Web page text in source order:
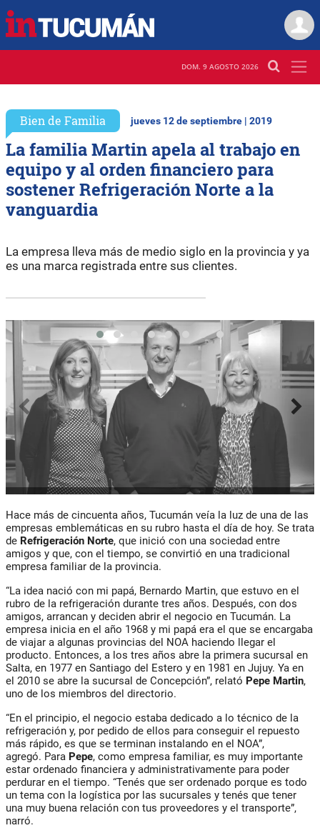
DOM. 9 AGOSTO 2026
Bien de Familia jueves 12 de septiembre | 2019
La familia Martin apela al trabajo en
equipo y al orden financiero para
sostener Refrigeración Norte a la
vanguardia
La empresa lleva más de medio siglo en la provincia y ya
es una marca registrada entre sus clientes.
Hace más de cincuenta años, Tucumán veía la luz de una de las
empresas emblemáticas en su rubro hasta el día de hoy. Se trata
de Refrigeración Norte, que inició con una sociedad entre
amigos y que, con el tiempo, se convirtió en una tradicional
empresa familiar de la provincia.
“La idea nació con mi papá, Bernardo Martin, que estuvo en el
rubro de la refrigeración durante tres años. Después, con dos
amigos, arrancan y deciden abrir el negocio en Tucumán. La
empresa inicia en el año 1968 y mi papá era el que se encargaba
de viajar a algunas provincias del NOA haciendo llegar el
producto. Entonces, a los tres años abre la primera sucursal en
Salta, en 1977 en Santiago del Estero y en 1981 en Jujuy. Ya en
el 2010 se abre la sucursal de Concepción”, relató Pepe Martin,
uno de los miembros del directorio.
“En el principio, el negocio estaba dedicado a lo técnico de la
refrigeración y, por pedido de ellos para conseguir el repuesto
más rápido, es que se terminan instalando en el NOA”,
agregó. Para Pepe, como empresa familiar, es muy importante
estar ordenado financiera y administrativamente para poder
perdurar en el tiempo. “Tenés que ser ordenado porque es todo
un tema con la logística por las sucursales y tenés que tener
una muy buena relación con tus proveedores y el transporte”,
narró.